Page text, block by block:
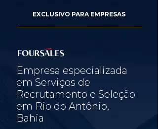
EXCLUSIVO PARA EMPRESAS
Empresa especializada
em Serviços de
Recrutamento e Seleção
em Rio do Antônio,
Bahia